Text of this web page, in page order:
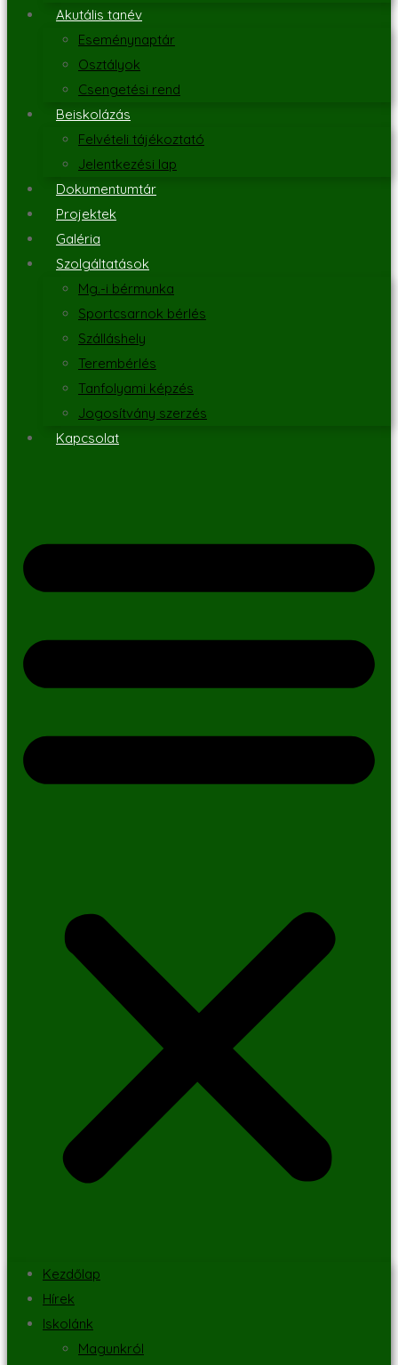
Akutális tanév
Eseménynaptár
Osztályok
Csengetési rend
Beiskolázás
Felvételi tájékoztató
Jelentkezési lap
Dokumentumtár
Projektek
Galéria
Szolgáltatások
Mg.-i bérmunka
Sportcsarnok bérlés
Szálláshely
Terembérlés
Tanfolyami képzés
Jogosítvány szerzés
Kapcsolat
Kezdőlap
Hírek
Iskolánk
Magunkról